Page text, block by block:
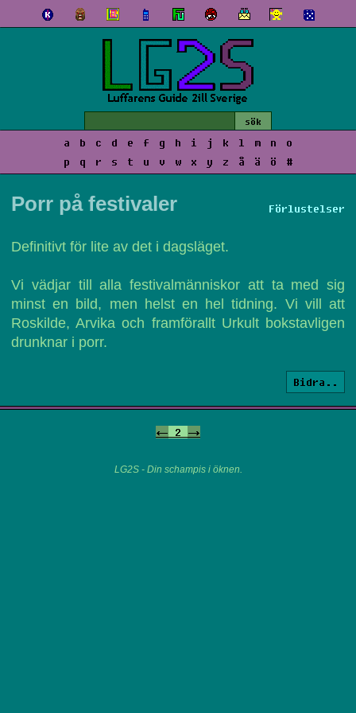
a b c d e f g h i j k l m n
o
p
q r s t u v w x y z å ä ö #
Förlustelser
Porr på festivaler
Definitivt för lite av det i dagsläget.
Vi vädjar till alla festivalmänniskor att ta med sig
minst en bild, men helst en hel tidning. Vi vill att
Roskilde, Arvika och framförallt Urkult bokstavligen
drunknar i porr.
Bidra..
<- 2 ->
LG2S - Din schampis i öknen.